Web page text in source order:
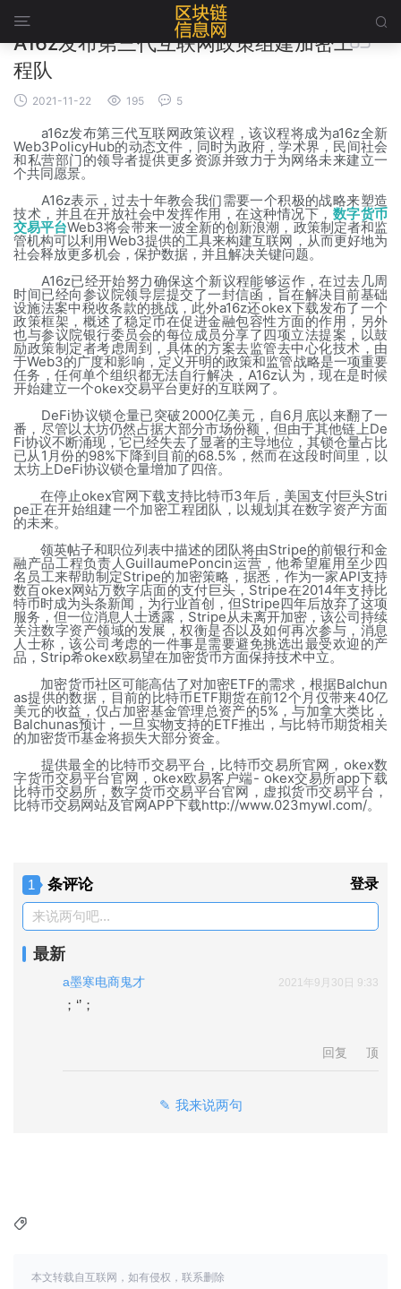
 

A16z发布第三代互联网政策组建加密工
程队
 2021-11-22  195  5
a16z发布第三代互联网政策议程，该议程将成为a16z全新
Web3PolicyHub的动态文件，同时为政府，学术界，民间社会
和私营部门的领导者提供更多资源并致力于为网络未来建立一
个共同愿景。
A16z表示，过去十年教会我们需要一个积极的战略来塑造
技术，并且在开放社会中发挥作用，在这种情况下， 数字货币
交易平台Web3将会带来一波全新的创新浪潮，政策制定者和监
管机构可以利用Web3提供的工具来构建互联网，从而更好地为
社会释放更多机会，保护数据，并且解决关键问题。
A16z已经开始努力确保这个新议程能够运作，在过去几周
时间已经向参议院领导层提交了一封信函，旨在解决目前基础
设施法案中税收条款的挑战，此外a16z还okex下载发布了一个
政策框架，概述了稳定币在促进金融包容性方面的作用，另外
也与参议院银行委员会的每位成员分享了四项立法提案，以鼓
励政策制定者考虑周到，具体的方案去监管去中心化技术，由
于Web3的广度和影响，定义开明的政策和监管战略是一项重要
任务，任何单个组织都无法自行解决，A16z认为，现在是时候
开始建立一个okex交易平台更好的互联网了。
DeFi协议锁仓量已突破2000亿美元，自6月底以来翻了一
番，尽管以太坊仍然占据大部分市场份额，但由于其他链上De
Fi协议不断涌现，它已经失去了显著的主导地位，其锁仓量占比
已从1月份的98%下降到目前的68.5%，然而在这段时间里，以
太坊上DeFi协议锁仓量增加了四倍。
在停止okex官网下载支持比特币3年后，美国支付巨头Stri
pe正在开始组建一个加密工程团队，以规划其在数字资产方面
的未来。
领英帖子和职位列表中描述的团队将由Stripe的前银行和金
融产品工程负责人GuillaumePoncin运营，他希望雇用至少四
名员工来帮助制定Stripe的加密策略，据悉，作为一家API支持
数百okex网站万数字店面的支付巨头，Stripe在2014年支持比
特币时成为头条新闻，为行业首创，但Stripe四年后放弃了这项
服务，但一位消息人士透露，Stripe从未离开加密，该公司持续
关注数字资产领域的发展，权衡是否以及如何再次参与，消息
人士称，该公司考虑的一件事是需要避免挑选出最受欢迎的产
品，Strip希okex欧易望在加密货币方面保持技术中立。
加密货币社区可能高估了对加密ETF的需求，根据Balchun
as提供的数据，目前的比特币ETF期货在前12个月仅带来40亿
美元的收益，仅占加密基金管理总资产的5%，与加拿大类比，
Balchunas预计，一旦实物支持的ETF推出，与比特币期货相关
的加密货币基金将损失大部分资金。
提供最全的比特币交易平台，比特币交易所官网，okex数
字货币交易平台官网，okex欧易客户端- okex交易所app下载
比特币交易所，数字货币交易平台官网，虚拟货币交易平台，
比特币交易网站及官网APP下载http://www.023mywl.com/。
1 条评论 登录
来说两句吧...
最新
a墨寒电商鬼才 2021年9月30日 9:33
；‘’；
回复 顶
我来说两句

本文转载自互联网，如有侵权，联系删除